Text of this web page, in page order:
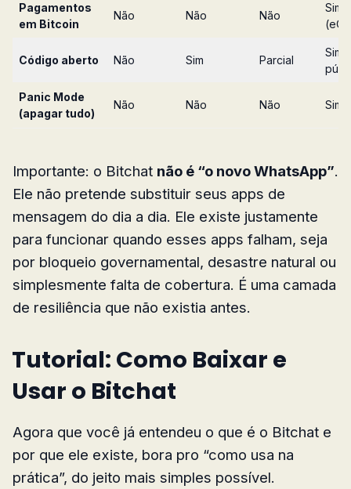
Pagamentos
em Bitcoin
Não Não Não
Sim
Código aberto Não Sim Parcial
Sim
Panic Mode
(apagar tudo)
Não Não Não Sim
Importante: o Bitchat não é “o novo WhatsApp”.
Ele não pretende substituir seus apps de
mensagem do dia a dia. Ele existe justamente
para funcionar quando esses apps falham, seja
por bloqueio governamental, desastre natural ou
simplesmente falta de cobertura. É uma camada
de resiliência que não existia antes.
Tutorial: Como Baixar e
Usar o Bitchat
Agora que você já entendeu o que é o Bitchat e
por que ele existe, bora pro “como usa na
prática”, do jeito mais simples possível.